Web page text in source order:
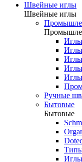
Швейные иглы
Швейные иглы
Ручные
Бытовые
Бытовые